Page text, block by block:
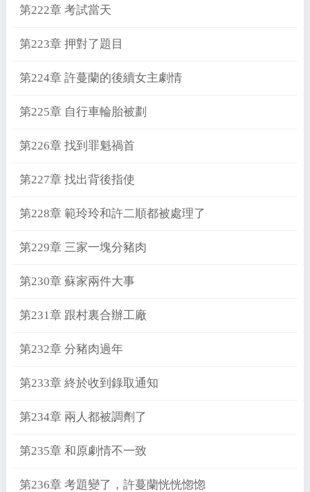
第222章 考試當天
第223章 押對了題目
第224章 許蔓蘭的後續女主劇情
第225章 自行車輪胎被劃
第226章 找到罪魁禍首
第227章 找出背後指使
第228章 範玲玲和許二順都被處理了
第229章 三家一塊分豬肉
第230章 蘇家兩件大事
第231章 跟村裏合辦工廠
第232章 分豬肉過年
第233章 終於收到錄取通知
第234章 兩人都被調劑了
第235章 和原劇情不一致
第236章 考題變了，許蔓蘭恍恍惚惚